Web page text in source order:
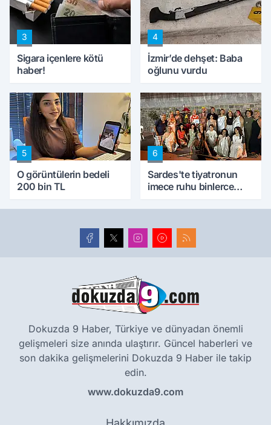
ettik'
3
Sigara içenlere kötü
haber!
4
İzmir’de dehşet: Baba
oğlunu vurdu
5
O görüntülerin bedeli
200 bin TL
6
Sardes'te tiyatronun
imece ruhu binlerce
Dokuzda 9 Haber, Türkiye ve dünyadan önemli
gelişmeleri size anında ulaştırır. Güncel haberleri ve
son dakika gelişmelerini Dokuzda 9 Haber ile takip
edin.
www.dokuzda9.com